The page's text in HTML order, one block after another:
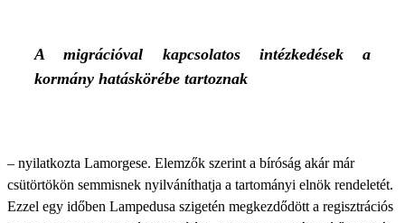
A migrációval kapcsolatos intézkedések a
kormány hatáskörébe tartoznak
– nyilatkozta Lamorgese. Elemzők szerint a bíróság akár már
csütörtökön semmisnek nyilváníthatja a tartományi elnök rendeletét.
Ezzel egy időben Lampedusa szigetén megkezdődött a regisztrációs